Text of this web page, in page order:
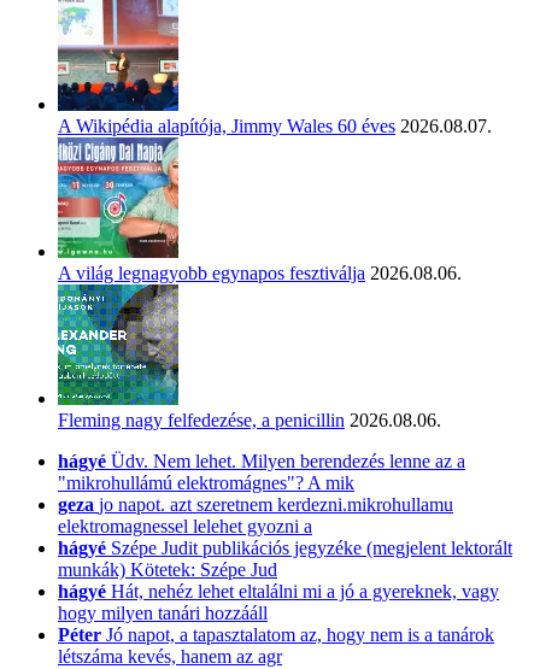
A Wikipédia alapítója, Jimmy Wales 60 éves 2026.08.07.
A világ legnagyobb egynapos fesztiválja 2026.08.06.
Fleming nagy felfedezése, a penicillin 2026.08.06.
hágyé Üdv. Nem lehet. Milyen berendezés lenne az a
"mikrohullámú elektromágnes"? A mik
geza jo napot. azt szeretnem kerdezni.mikrohullamu
elektromagnessel lelehet gyozni a
hágyé Szépe Judit publikációs jegyzéke (megjelent lektorált
munkák) Kötetek: Szépe Jud
hágyé Hát, nehéz lehet eltalálni mi a jó a gyereknek, vagy
hogy milyen tanári hozzááll
Péter Jó napot, a tapasztalatom az, hogy nem is a tanárok
létszáma kevés, hanem az agr